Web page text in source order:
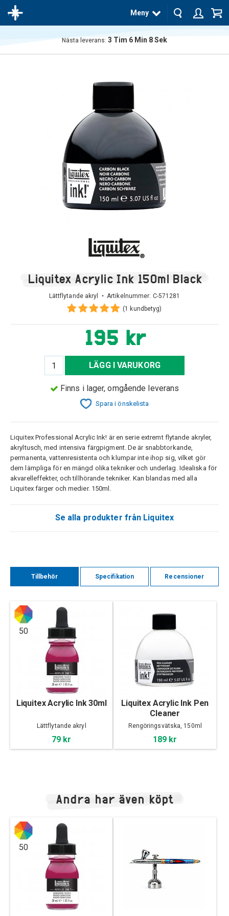
Meny
Nästa leverans: 3 Tim 6 Min 8Sek
Liquitex Acrylic Ink 150ml Black
Lättflytande akryl • Artikelnummer: C-571281
(1 kundbetyg)
195 kr
LÄGG I VARUKORG
Finns i lager, omgående leverans
Spara i önskelista
Liquitex Professional Acrylic Ink! är en serie extremt flytande akryler,
akryltusch, med intensiva färgpigment. De är snabbtorkande,
permanenta, vattenresistenta och klumpar inte ihop sig, vilket gör
dem lämpliga för en mängd olika tekniker och underlag. Idealiska för
akvarelleffekter, och tillhörande tekniker. Kan blandas med alla
Liquitex färger och medier. 150ml.
Se alla produkter från Liquitex
Tillbehör Specifikation Recensioner
50
Liquitex Acrylic Ink 30ml
Lättflytande akryl
79 kr
Liquitex Acrylic Ink Pen
Cleaner
Rengöringsvätska, 150ml
189 kr
Andra har även köpt
50